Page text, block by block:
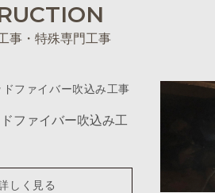
事・特殊専門工事
ファイバー吹込み工
しく見る